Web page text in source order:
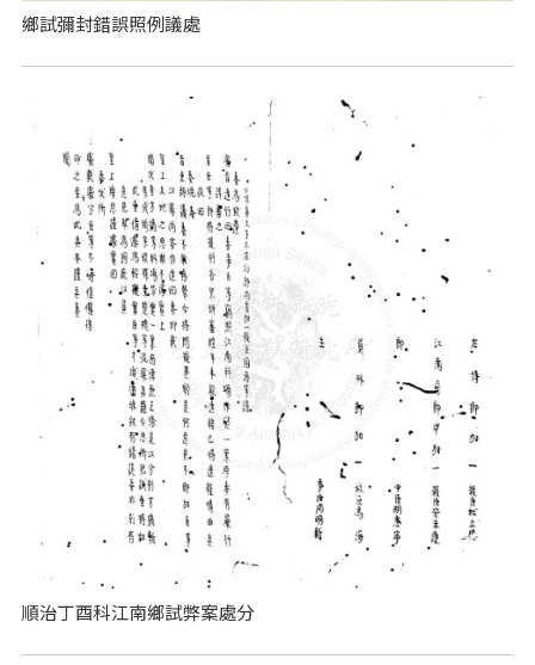
鄉試彌封錯誤照例議處
順治丁酉科江南鄉試弊案處分